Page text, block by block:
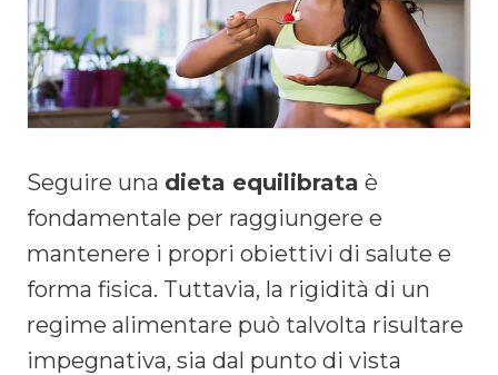
Seguire una dieta equilibrata è
fondamentale per raggiungere e
mantenere i propri obiettivi di salute e
forma fisica. Tuttavia, la rigidità di un
regime alimentare può talvolta risultare
impegnativa, sia dal punto di vista